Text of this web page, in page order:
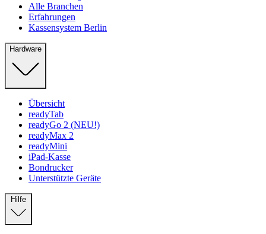
Alle Branchen
Erfahrungen
Kassensystem Berlin
Hardware
Übersicht
readyTab
readyGo 2 (NEU!)
readyMax 2
readyMini
iPad-Kasse
Bondrucker
Unterstützte Geräte